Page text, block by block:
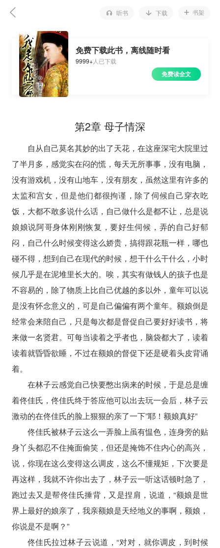
听书 下载 书架
免费下载此书，离线随时看
9999+人已下载
免费读全文
第2章 母子情深
自从自己莫名其妙的出了天花，在这座深宅大院里过
了半月多，感觉实在闷的慌，每天无所事事，没有电脑，
没有游戏机，没有山地车，没有朋友，虽然这里有许多的
太监和宫女，但是他们都很拘谨，除了伺候自己穿衣吃
饭，大都不敢多说什么话，自己做什么是都不让，总是说
娘娘说阿哥身体刚刚恢复，要好生伺候，弄的自己好郁
闷，自己什么时候变得这么娇贵，搞得跟花瓶一样，哪也
碰不得，想到自己在现代的时候，想干什么干什么，小时
候几乎是在泥堆里长大的。唉，其实有做钱人的孩子也是
不容易的，除了物质上比自己优越的多以外，童年可以说
是没有怀念意义的，可是自己偏偏有两个童年。额娘倒是
经常会来陪自己，只是每次都是督促自己要好好读书，将
来做一名贤君。可每当读着之乎者也，脑袋都大了，读着
读着就昏昏欲睡，不过在额娘的督促下还是硬着头皮背诵
着。
在林子云感觉自己快要憋出病来的时候，于是总是缠
着佟佳氏，佟佳氏终于答应他可以出去玩一会后，林子云
激动的在佟佳氏的脸上狠狠的亲了一下”耶！额娘真好”
佟佳氏被林子云这么一弄脸上虽有愠色，连身旁的贴
身丫头都忍不住掩面偷笑，但还是掩饰不住内心的高兴，
说，你现在这么变得这么调皮，这么不懂规矩，下次要是
再这样，我就不许你出去了，林子云一听这话顿时急了，
跑过去又是帮佟佳氏捶背，又是捏肩，说道，“额娘是世
界上最好的娘亲了，我亲额娘是天经地义的事啊，额娘，
你说是不是啊？”
佟佳氏拉过林子云说道，“对对，就你调皮，到时候